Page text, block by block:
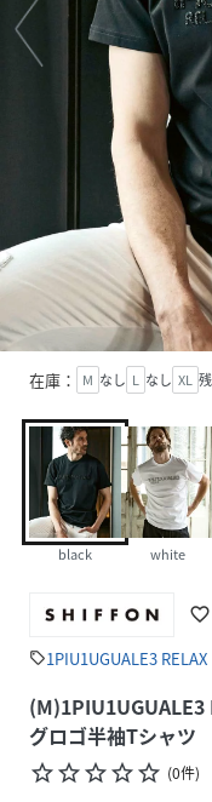
在庫： M なし L なし XL
black white
favorite_border
sell1PIU1UGUALE3 RELAX
(M)1PIU1UGUALE3
グロゴ半袖Tシャツ
star_borderstar_borderstar_borderstar_borderstar_border (0件)